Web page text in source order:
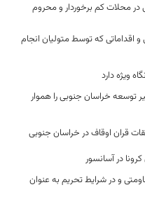
در محلات کم برخوردار و محروم
اقداماتی که توسط متولیان انجام
ویژه دارد
توسعه خراسان جنوبی را هموار
قران اوقاف در خراسان جنوبی
در آسانسور
و در شرایط تحریم به عنوان